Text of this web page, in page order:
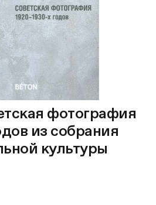
фотография
из собрания
культуры